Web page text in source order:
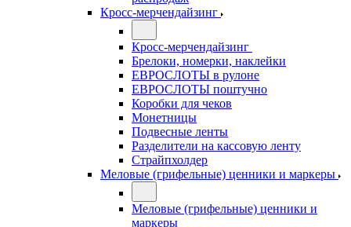
Кросс-мерчендайзинг
Кросс-мерчендайзинг
Брелоки, номерки, наклейки
ЕВРОСЛОТЫ в рулоне
ЕВРОСЛОТЫ поштучно
Коробки для чеков
Монетницы
Подвесные ленты
Разделители на кассовую ленту
Страйпхолдер
Меловые (грифельные) ценники и маркеры
Меловые (грифельные) ценники и
маркеры